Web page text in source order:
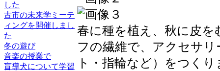
した
古市の未来学ミーテ
ィングを開催しまし
た
冬の遊び
音楽の授業で
盲導犬について学習
春に種を植え、秋に皮
フの繊維で、アクセサ
ト・指輪など）をつく